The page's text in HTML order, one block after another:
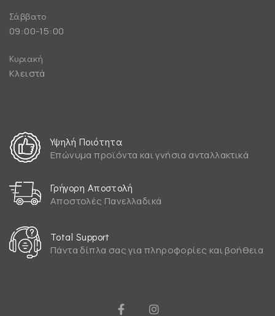
Σάββατο
09:00-15:00
Κυριακή
Κλειστά
Υψηλή Ποιότητα
Επώνυμα προϊόντα και γνήσια ανταλλακτικά
Γρήγορη Αποστολή
Αποστολές Πανελλαδικά
Total Support
Πάντα δίπλα σας για πληροφορίες και βοήθεια